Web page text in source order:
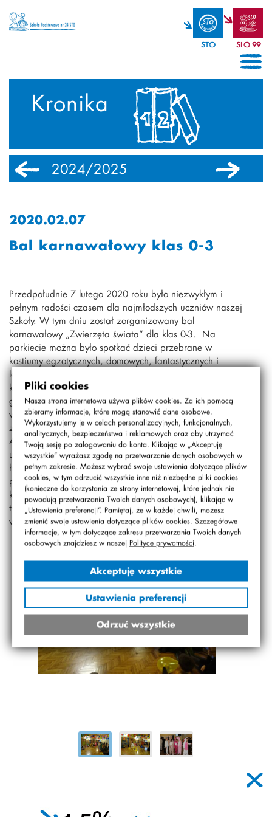
Pliki cookies
Nasza strona internetowa używa plików cookies. Za ich pomocą
zbieramy informacje, które mogą stanowić dane osobowe.
Wykorzystujemy je w celach personalizacyjnych, funkcjonalnych,
analitycznych, bezpieczeństwa i reklamowych oraz aby utrzymać
Twoją sesję po zalogowaniu do konta. Klikając w „Akceptuję
wszystkie” wyrażasz zgodę na przetwarzanie danych osobowych w
pełnym zakresie. Możesz wybrać swoje ustawienia dotyczące plików
cookies, w tym odrzucić wszystkie inne niż niezbędne pliki cookies
(konieczne do korzystania ze strony internetowej, które jednak nie
powodują przetwarzania Twoich danych osobowych), klikając w
„Ustawienia preferencji”. Pamiętaj, że w każdej chwili, możesz
zmienić swoje ustawienia dotyczące plików cookies. Szczegółowe
informacje, w tym dotyczące zakresu przetwarzania Twoich danych
osobowych znajdziesz w naszej Polityce prywatności.
Akceptuję wszystkie
Ustawienia preferencji
Odrzuć wszystkie
STO SLO 99
Kronika
2024/2025 2023/2024
2020.02.07
Bal karnawałowy klas 0-3
Przedpołudnie 7 lutego 2020 roku było niezwykłym i
pełnym radości czasem dla najmłodszych uczniów naszej
Szkoły. W tym dniu został zorganizowany bal
karnawałowy „Zwierzęta świata” dla klas 0-3. Na
parkiecie można było spotkać dzieci przebrane w
kostiumy egzotycznych, domowych, fantastycznych i
leśnych zwierząt. Pojawiły się m.in. pandy, dinozaury,
kameleony, wilki, króliki, nietoperze, zebry, koty, psy,
gepardy i jednorożce. Różnobarwny wystrój sali
wprowadzał wszystkich uczestników w wyjątkowy nastrój,
zachęcając do wspólnej zabawy, którą poprowadził pan
Andrzej Zagrodzki. Wśród kolorowych światełek
uczestnicy balu wirowali w tańcach przy najnowszych
hitach i dziecięcych przebojach. Wesołe pląsy
przeplatane były tanecznymi i sprawnościowymi
konkursami. Pomimo zmęczenia, uśmiech nie znikał z
twarzy uczestników, a słodki poczęstunek dodał
wszystkim energii.